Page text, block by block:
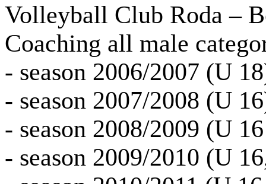
Volleyball Club Roda –
Coaching all male
- season 2006/2007 (U
- season 2007/2008 (U
- season 2008/2009 (U
- season 2009/2010 (U